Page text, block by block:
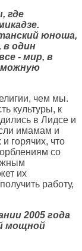
где
юноша,
в один
- мир, в
чем мы.
культуры, к
в Лидсе и
имамам и
горячих, что
со
их
работу,
2005 года
мощной